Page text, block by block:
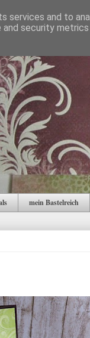
mein Bastelreich
services and to
security